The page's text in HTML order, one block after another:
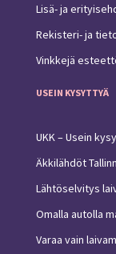
Lisä- ja
Rekisteri- ja
Vinkkejä
USEIN KYSYTTYÄ
UKK – Usein
Äkkilähdöt
Lähtöselvitys
Omalla autolla
Varaa vain